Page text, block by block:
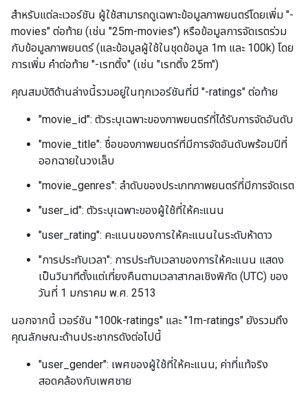
สำหรับแต่ละเวอร์ชัน ผู้ใช้สามารถดูเฉพาะข้อมูลภาพยนตร์โดยเพิ่ม "-
movies" ต่อท้าย (เช่น "25m-movies") หรือข้อมูลการจัดเรตร่วม
กับข้อมูลภาพยนตร์ (และข้อมูลผู้ใช้ในชุดข้อมูล 1m และ 100k) โดย
การเพิ่ม คำต่อท้าย "-เรทติ้ง" (เช่น "เรทติ้ง 25m")
คุณสมบัติด้านล่างนี้รวมอยู่ในทุกเวอร์ชันที่มี "-ratings" ต่อท้าย
"movie_id": ตัวระบุเฉพาะของภาพยนตร์ที่ได้รับการจัดอันดับ
"movie_title": ชื่อของภาพยนตร์ที่มีการจัดอันดับพร้อมปีที่
ออกฉายในวงเล็บ
"movie_genres": ลำดับของประเภทภาพยนตร์ที่มีการจัดเรต
"user_id": ตัวระบุเฉพาะของผู้ใช้ที่ให้คะแนน
"user_rating": คะแนนของการให้คะแนนในระดับห้าดาว
"การประทับเวลา": การประทับเวลาของการให้คะแนน แสดง
เป็นวินาทีตั้งแต่เที่ยงคืนตามเวลาสากลเชิงพิกัด (UTC) ของ
วันที่ 1 มกราคม พ.ศ. 2513
นอกจากนี้ เวอร์ชัน "100k-ratings" และ "1m-ratings" ยังรวมถึง
คุณลักษณะด้านประชากรดังต่อไปนี้
"user_gender": เพศของผู้ใช้ที่ให้คะแนน; ค่าที่แท้จริง
สอดคล้องกับเพศชาย